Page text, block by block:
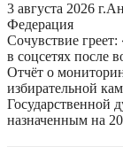
3 августа 2026 г.
Федерация
Сочувствие
в соцсетях после
Отчёт о
избирательной
Государственной
назначенным на